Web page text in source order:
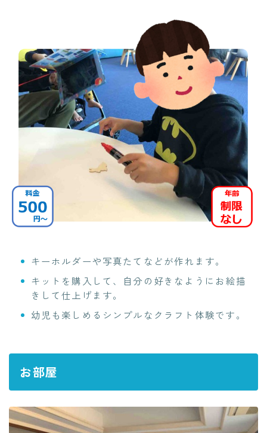
キーホルダーや写真たてなどが作れます。
キットを購入して、自分の好きなようにお絵描
きして仕上げます。
幼児も楽しめるシンプルなクラフト体験です。
お部屋